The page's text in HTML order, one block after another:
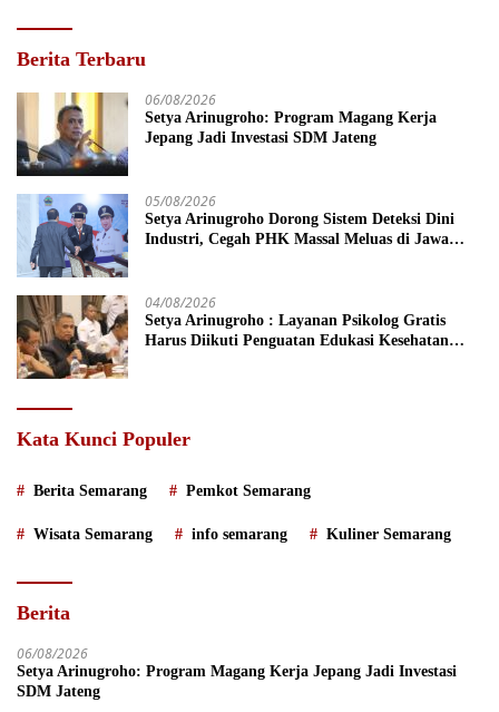
Berita Terbaru
06/08/2026
Setya Arinugroho: Program Magang Kerja
Jepang Jadi Investasi SDM Jateng
05/08/2026
Setya Arinugroho Dorong Sistem Deteksi Dini
Industri, Cegah PHK Massal Meluas di Jawa
04/08/2026
Setya Arinugroho : Layanan Psikolog Gratis
Harus Diikuti Penguatan Edukasi Kesehatan
Kata Kunci Populer
Berita Semarang Pemkot Semarang
Wisata Semarang info semarang Kuliner Semarang
Berita
06/08/2026
Setya Arinugroho: Program Magang Kerja Jepang Jadi Investasi
SDM Jateng